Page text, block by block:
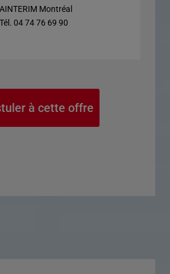
AINTERIM Montréal
Tél. 04 74 76 69 90
à cette offre